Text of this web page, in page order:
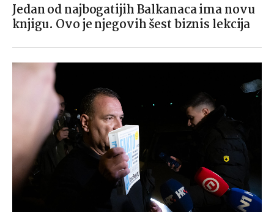
Jedan od najbogatijih Balkanaca ima novu
knjigu. Ovo je njegovih šest biznis lekcija